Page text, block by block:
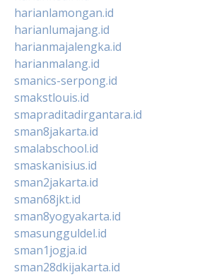
harianlamongan.id
harianlumajang.id
harianmajalengka.id
harianmalang.id
smanics-serpong.id
smakstlouis.id
smapraditadirgantara.id
sman8jakarta.id
smalabschool.id
smaskanisius.id
sman2jakarta.id
sman68jkt.id
sman8yogyakarta.id
smasungguldel.id
sman1jogja.id
sman28dkijakarta.id